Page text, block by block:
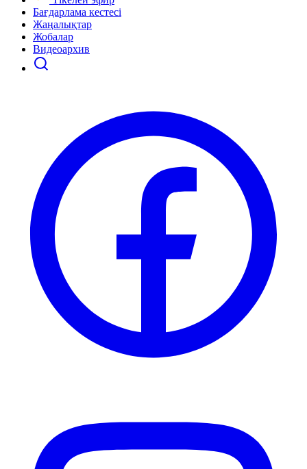
Бағдарлама кестесі
Жаңалықтар
Жобалар
Видеоархив